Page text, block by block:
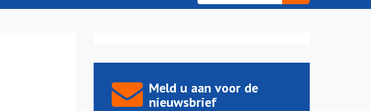
Meld u aan voor de
nieuwsbrief